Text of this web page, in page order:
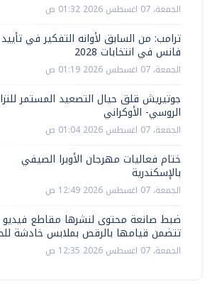
الجمعة، 07 اغسطس 2026 01:32 ص
ترامب: من السابق لأوانه التفكير في تأييد
فانس في انتخابات 2028
الجمعة، 07 اغسطس 2026 01:19 ص
جوتيريش قلق حيال التصعيد المستمر
الروسي- الأوكراني
الجمعة، 07 اغسطس 2026 01:04 ص
ختام فعاليات مهرجان الأوبرا الصيفي
بالإسكندرية
الجمعة، 07 اغسطس 2026 12:49 ص
ضبط صانعة محتوى لنشرها مقاطع فيديو
تتضمن قيامها بالرقص بملابس خادشة
الجمعة، 07 اغسطس 2026 12:35 ص